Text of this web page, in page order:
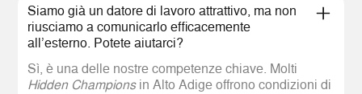
Siamo già un datore di lavoro attrattivo, ma non
riusciamo a comunicarlo efficacemente
all’esterno. Potete aiutarci?
Sì, è una delle nostre competenze chiave. Molti
Hidden Championsin Alto Adige offrono condizioni di